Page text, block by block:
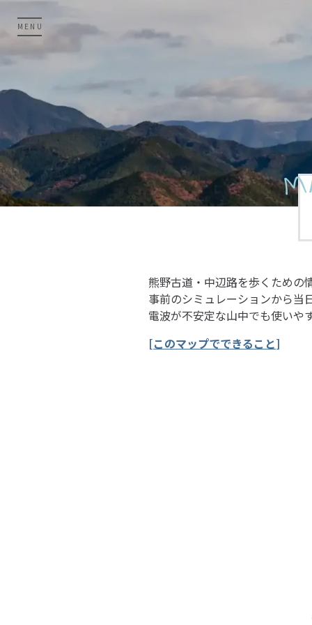
MENU
熊野古道・中辺路を歩くための
事前のシミュレーションから当
電波が不安定な山中でも使いや
[このマップでできること]